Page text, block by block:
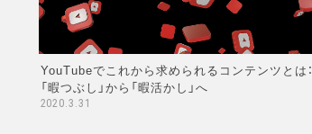
YouTubeでこれから求められるコンテンツとは：
「暇つぶし」から「暇活かし」へ
2020.3.31